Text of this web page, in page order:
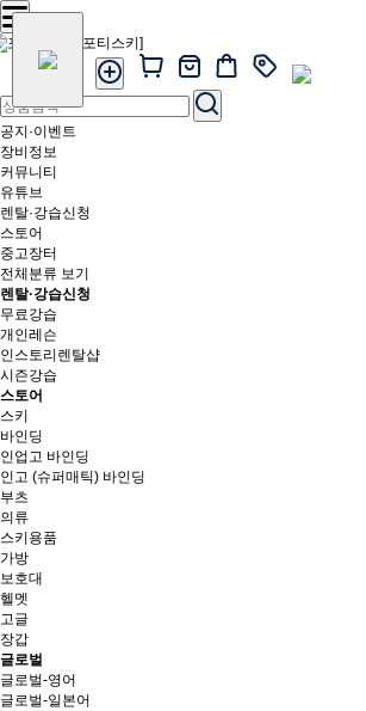
공지·이벤트
장비정보
커뮤니티
유튜브
렌탈·강습신청
스토어
중고장터
전체분류 보기
렌탈·강습신청
무료강습
개인레슨
인스토리렌탈샵
시즌강습
스토어
스키
바인딩
인업고 바인딩
인고 (슈퍼매틱) 바인딩
부츠
의류
스키용품
가방
보호대
헬멧
고글
장갑
글로벌
글로벌-영어
글로벌-일본어